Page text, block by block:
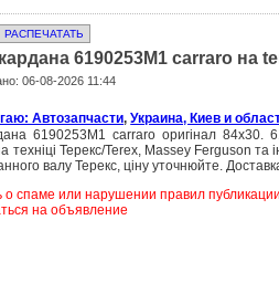
РАСПЕЧАТАТЬ
6190253M1 carraro на
06-08-2026 11:44
Автозапчасти,Украина, Киев и
6190253M1 carraro оригінал 84х30.
техніці Терекс/Terex, Massey Ferguson та
валу Терекс, ціну уточнюйте.
спаме или нарушении правил публикации
на объявление